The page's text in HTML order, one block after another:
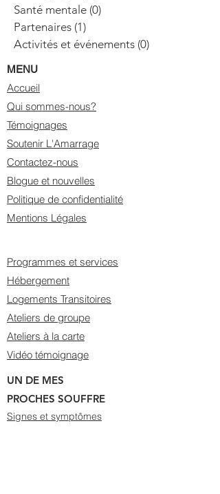
Santé mentale (0)
Partenaires (1)
Activités et événements (0)
MENU
Accueil
Qui sommes-nous?
Témoignages
Soutenir L'Amarrage
Contactez-nous
Blogue et nouvelles
Politique de confidentialité
Mentions Légales
Programmes et services
Hébergement
Logements Transitoires
Ateliers de groupe
Ateliers à la carte
Vidéo témoignage
UN DE MES
PROCHES SOUFFRE
Signes et symptômes